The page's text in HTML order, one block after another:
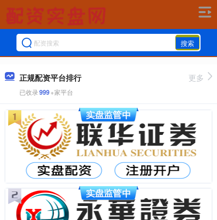
搜索
正规配资平台排行
已收录999+家平台
更多